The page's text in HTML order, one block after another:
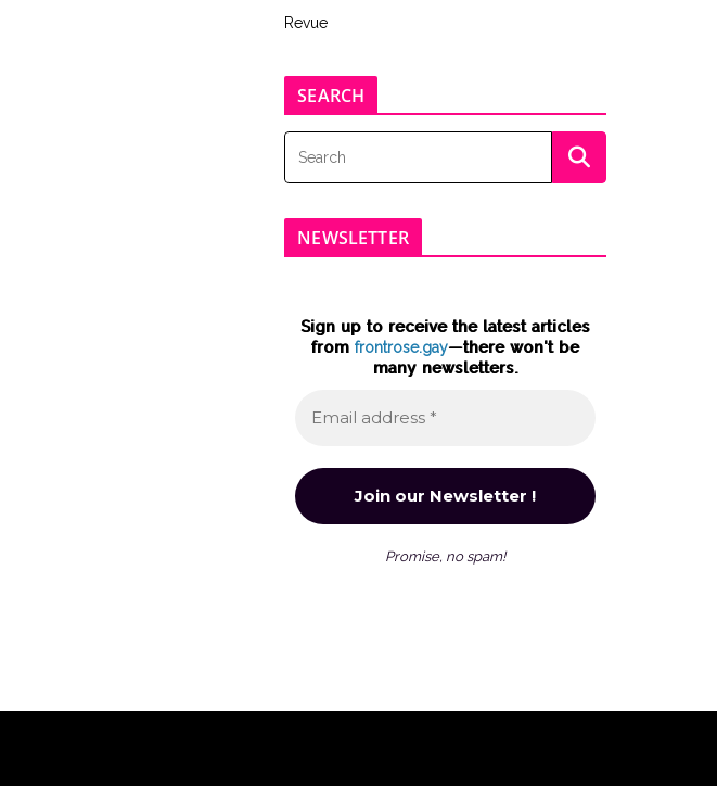
Revue
SEARCH
NEWSLETTER
Sign up to receive the latest articles
fromfrontrose.gay—there won't be
many newsletters.
Promise, no spam!